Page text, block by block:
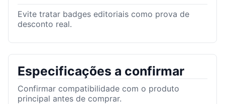
Evite tratar badges editoriais como prova de
desconto real.
Especificações a confirmar
Confirmar compatibilidade com o produto
principal antes de comprar.